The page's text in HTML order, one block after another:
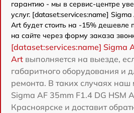
гарантию - мы в сервис-центре
услуг. [dataset:services:name]
Art будет стоить на -15% дешевле
на сайте через форму заказа
[dataset:services:name] Sigma
Art выполняется на выезде,
габаритного оборудования и
ремонта. В таких случаях наш
Sigma AF 35mm F1.4 DG HSM
Красноярске и доставит